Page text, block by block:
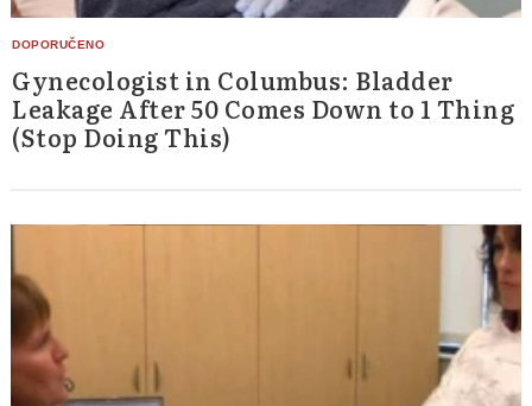
Gynecologist in Columbus: Bladder
Leakage After 50 Comes Down to 1 Thing
(Stop Doing This)